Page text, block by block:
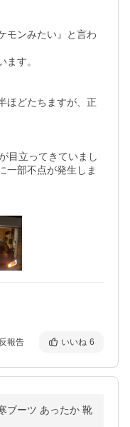
モンみたい』と言わ
す。
ほどたちますが、正
目立ってきていまし
一部不点が発生しま
報告 いいね 6
ブーツ あったか 靴